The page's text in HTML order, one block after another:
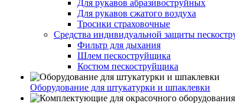
Для рукавов абразивоструйных
Для рукавов сжатого воздуха
Тросики страховочные
Средства индивидуальной защиты
Фильтр для дыхания
Шлем пескоструйщика
Костюм пескоструйщика
Оборудование для штукатурки и шпаклевки